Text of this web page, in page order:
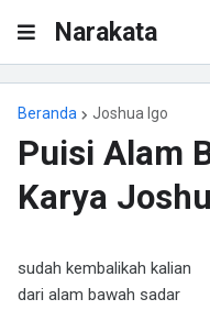
Narakata
Beranda Joshua Igo
Puisi Alam
Karya
sudah kembalikah kalian
dari alam bawah sadar